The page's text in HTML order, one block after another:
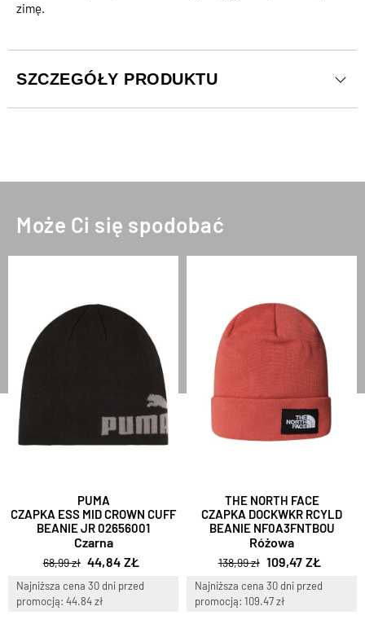
zimę.
SZCZEGÓŁY PRODUKTU
Może Ci się spodobać
PUMA
CZAPKA ESS MID CROWN CUFF
BEANIE JR 02656001
Czarna
68,99 zł 44,84 ZŁ
Najniższa cena 30 dni przed
promocją: 44.84 zł
THE NORTH FACE
CZAPKA DOCKWKR RCYLD
BEANIE NF0A3FNTBOU
Różowa
138,99 zł 109,47 ZŁ
Najniższa cena 30 dni przed
promocją: 109.47 zł